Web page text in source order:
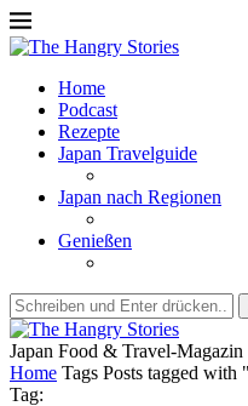
Home
Podcast
Rezepte
Japan Travelguide
Japan nach Regionen
Genießen
Japan Food & Travel-Magazin
Home Tags Posts tagged with
Tag: